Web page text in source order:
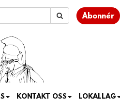
Abonnér
KONTAKT OSS LOKALLAG